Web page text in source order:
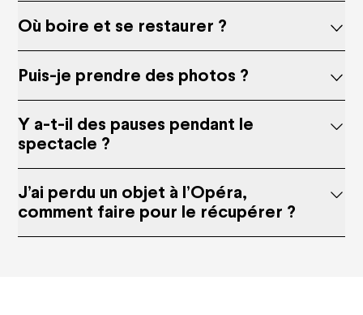
Où boire et se restaurer ?
Puis-je prendre des photos ?
Y a-t-il des pauses pendant le
spectacle ?
J’ai perdu un objet à l’Opéra,
comment faire pour le récupérer ?